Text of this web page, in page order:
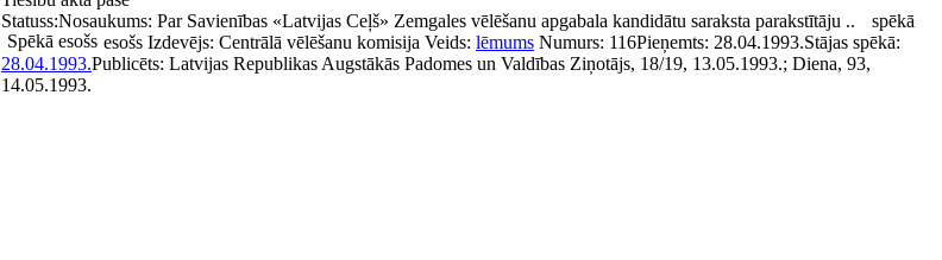
Nosaukums: Par Savienības «Latvijas Ceļš» Zemgales vēlēšanu apgabala kandidātu saraksta parakstītāju ..
Statuss:
Spēkā esošs
spēkā
esošs Izdevējs: Centrālā vēlēšanu komisija Veids: lēmums Numurs: 116Pieņemts: 28.04.1993.Stājas spēkā:
28.04.1993.Publicēts: Latvijas Republikas Augstākās Padomes un Valdības Ziņotājs, 18/19, 13.05.1993.; Diena, 93,
14.05.1993.